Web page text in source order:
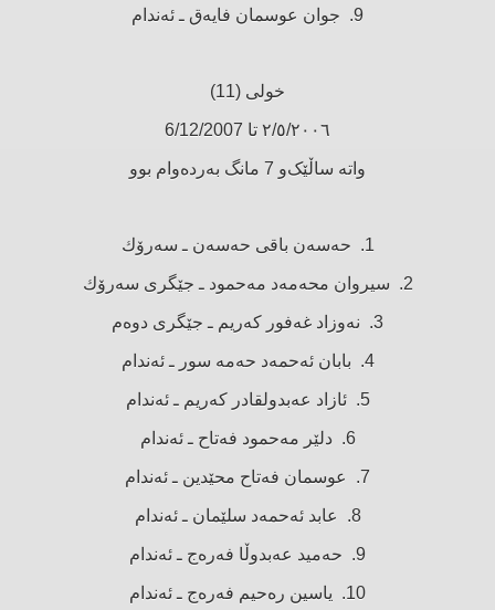
9. جوان عوسمان فایەق ـ ئەندام
خولی (11)
٢/٥/٢٠٠٦ تا 6/12/2007
واتە ساڵێک‌و 7 مانگ‌ بەردەوام بوو
1. حەسەن باقی حەسەن ـ سەرۆك
2. سیروان محەمەد مەحمود ـ جێگری سەرۆك
3. نەوزاد غەفور كەریم ـ جێگری دوەم
4. بابان ئەحمەد حەمە سور ـ ئەندام
5. ئازاد عەبدولقادر كەریم ـ ئەندام
6. دلێر مەحمود فەتاح ـ ئەندام
7. عوسمان فەتاح محێدین ـ ئەندام
8. عابد ئەحمەد سلێمان ـ ئەندام
9. حەمید عەبدوڵا فەرەج ـ ئەندام
10. یاسین رەحیم فەرەج ـ ئەندام